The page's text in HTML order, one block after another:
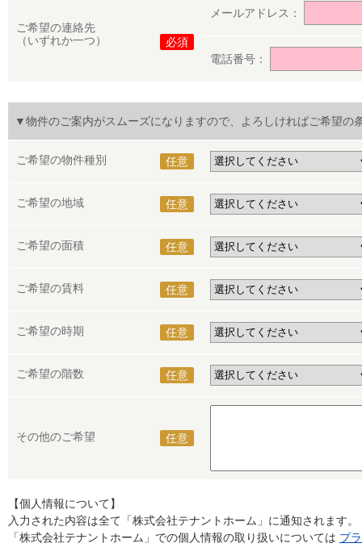
ご希望の連絡先
（いずれか一つ）
必須
メールアドレス：
電話番号：
▼物件のご案内がスムーズになりますので、よろしければご希望の
ご希望の物件種別 任意
ご希望の地域 任意
ご希望の面積 任意
ご希望の賃料 任意
ご希望の時期 任意
ご希望の階数 任意
その他のご希望 任意
【個人情報について】
入力された内容は全て「株式会社テナントホーム」に通知されます。
「株式会社テナントホーム」での個人情報の取り扱いについては プ